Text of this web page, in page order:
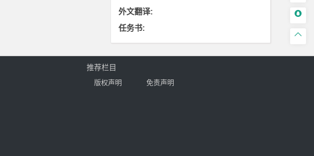
外文翻译:
任务书:


推荐栏目
版权声明 免责声明